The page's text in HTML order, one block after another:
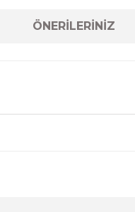
ÖNERİLERİNİZ